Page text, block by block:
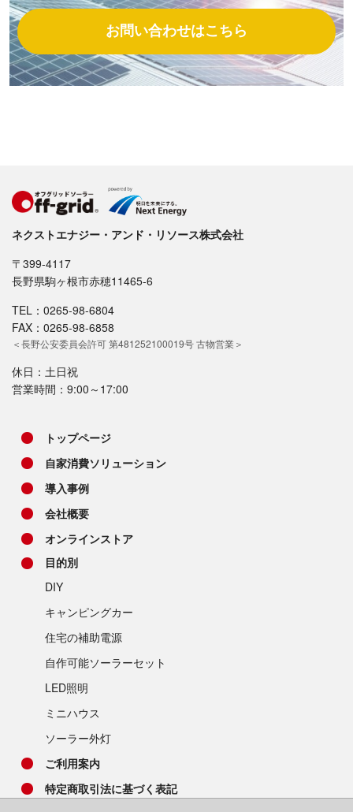
お問い合わせはこちら
ネクストエナジー・アンド・リソース株式会社
〒399-4117
長野県駒ヶ根市赤穂11465-6
TEL：0265-98-6804
FAX：0265-98-6858
＜長野公安委員会許可 第481252100019号 古物営業＞
休日：土日祝
営業時間：9:00～17:00
トップページ
自家消費ソリューション
導入事例
会社概要
オンラインストア
目的別
DIY
キャンピングカー
住宅の補助電源
自作可能ソーラーセット
LED照明
ミニハウス
ソーラー外灯
ご利用案内
特定商取引法に基づく表記